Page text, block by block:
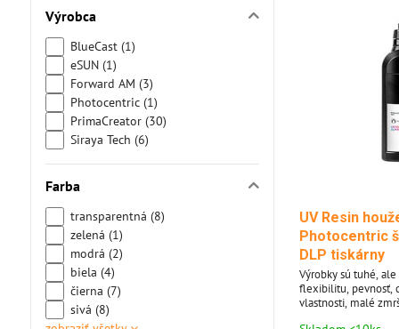
UV Resin
Photocentric
DLP tiskárny
Výrobky sú tuhé,
flexibilitu, pevnosť,
vlastnosti, malé
sa vráti do svojej
Výrobca
BlueCast (1)
eSUN (1)
Forward AM (3)
Photocentric (1)
PrimaCreator (30)
Siraya Tech (6)
Farba
transparentná (8)
zelená (1)
modrá (2)
biela (4)
čierna (7)
sivá (8)